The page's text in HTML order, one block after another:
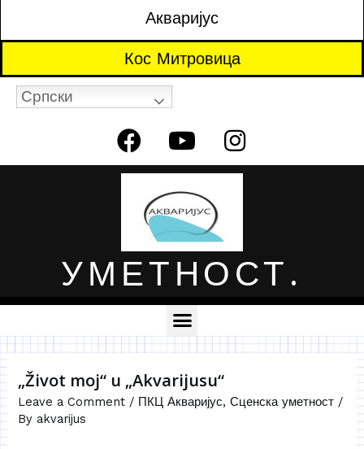
Акваријус
Кос Митровица
Српски
УМЕТНОСТ.
„Život moj“ u „Akvarijusu“
Leave a Comment / ПКЦ Акваријус,Сценска уметност /
By akvarijus